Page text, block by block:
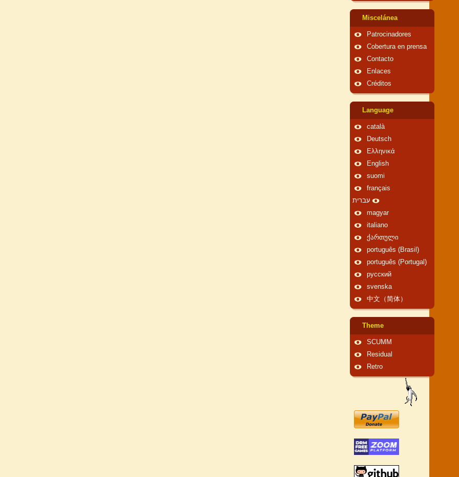
Miscelánea
Patrocinadores
Cobertura en prensa
Contacto
Enlaces
Créditos
Language
català
Deutsch
Ελληνικά
English
suomi
français
עברית
magyar
italiano
ქართული
português (Brasil)
português (Portugal)
русский
svenska
中文（简体）
Theme
SCUMM
Residual
Retro